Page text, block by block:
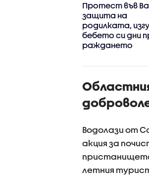
Протест във
защита на
родилката,
бебето си дни
раждането
Водолази от
акция за
летния